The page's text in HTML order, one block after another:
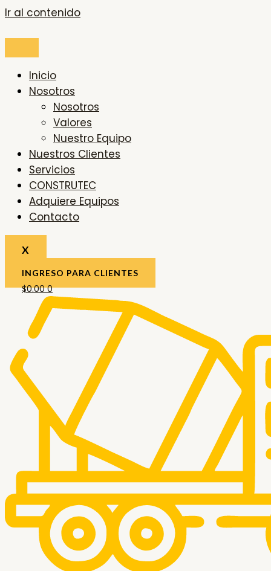
Ir al contenido
Inicio
Nosotros
Nosotros
Valores
Nuestro Equipo
Nuestros Clientes
Servicios
CONSTRUTEC
Adquiere Equipos
Contacto
X
INGRESO PARA CLIENTES
$0.00 0